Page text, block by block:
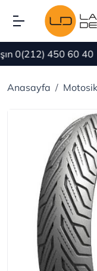
450 60 40
Anasayfa